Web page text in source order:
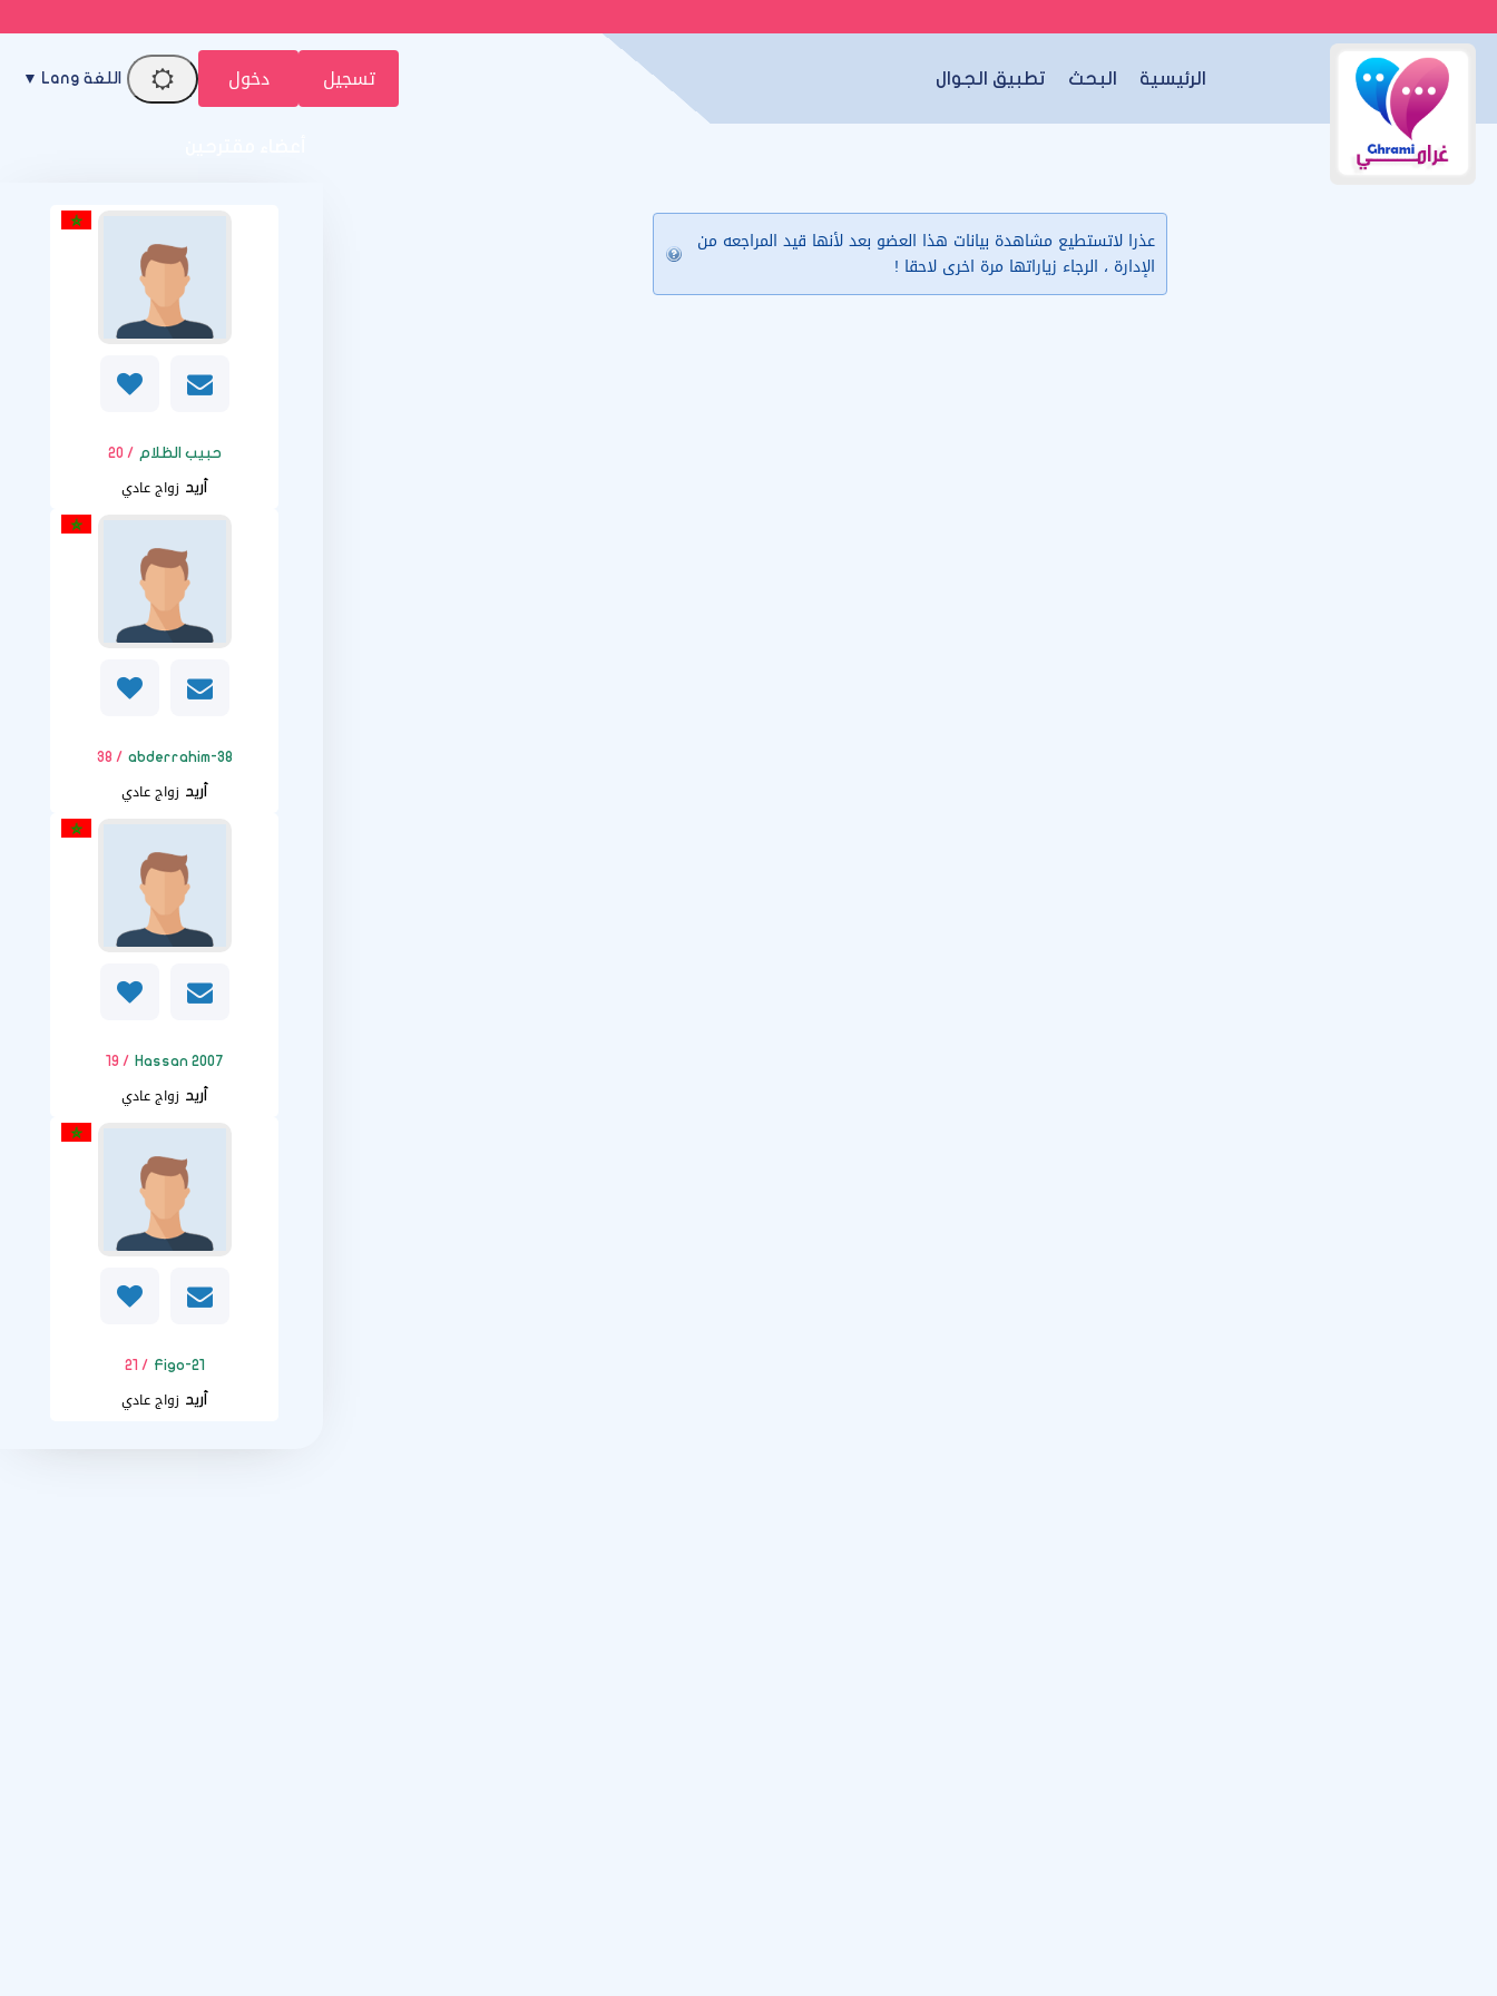
الرئيسية البحث تطبيق الجوال تسجيل دخول اللغة Lang ▼
عذرا لاتستطيع مشاهدة بيانات هذا العضو بعد لأنها قيد المراجعه من
الإدارة ، الرجاء زياراتها مرة اخرى لاحقا !
حبيب الظلام / 20
أريد زواج عادي
abderrahim-38
/ 38
أريد زواج عادي
Hassan 2007
/ 19
أريد زواج عادي
Figo-21
/ 21
أريد زواج عادي